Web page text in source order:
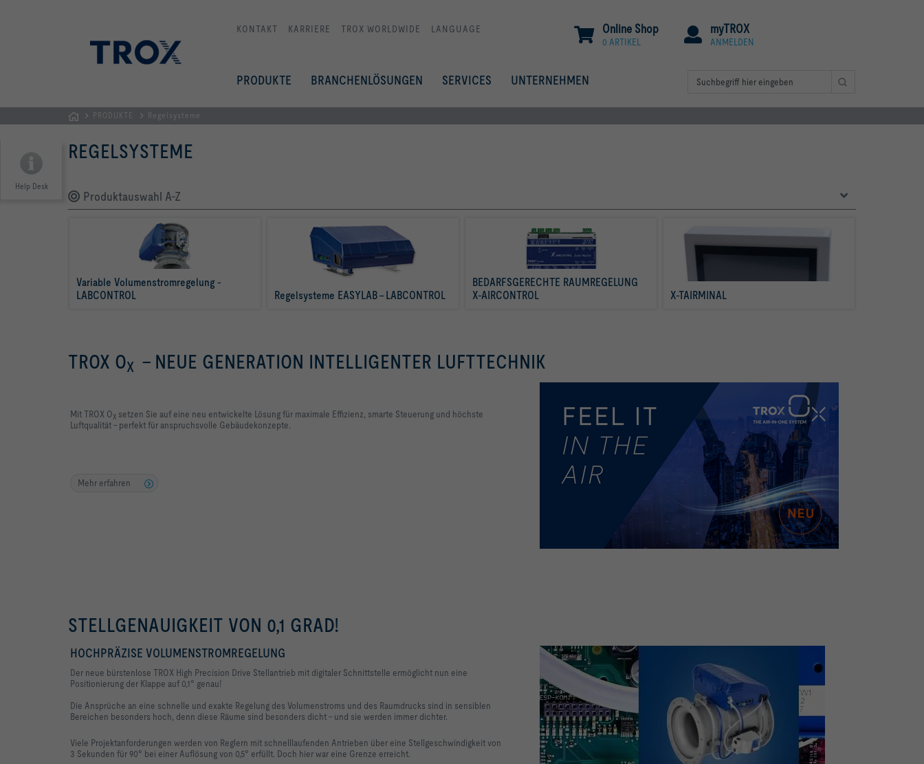
KONTAKT KARRIERE TROX WORLDWIDE LANGUAGE myTROX
ANMELDEN
Online Shop
0 ARTIKEL
PRODUKTE BRANCHENLÖSUNGEN SERVICES UNTERNEHMEN
PRODUKTE Regelsysteme
Help Desk
REGELSYSTEME
Produktauswahl A-Z
Variable Volumenstromregelung -
LABCONTROL
Regelsysteme EASYLAB - LABCONTROL
BEDARFSGERECHTE RAUMREGELUNG
X-AIRCONTROL
X-TAIRMINAL
TROX OX - NEUE GENERATION INTELLIGENTER LUFTTECHNIK
Mit TROX OX setzen Sie auf eine neu entwickelte Lösung für maximale Effizienz, smarte Steuerung und höchste
Luftqualität – perfekt für anspruchsvolle Gebäudekonzepte.
Mehr erfahren
STELLGENAUIGKEIT VON 0,1 GRAD!
HOCHPRÄZISE VOLUMENSTROMREGELUNG
Der neue bürstenlose TROX High Precision Drive Stellantrieb mit digitaler Schnittstelle ermöglicht nun eine
Positionierung der Klappe auf 0,1° genau!
Die Ansprüche an eine schnelle und exakte Regelung des Volumenstroms und des Raumdrucks sind in sensiblen
Bereichen besonders hoch, denn diese Räume sind besonders dicht – und sie werden immer dichter.
Viele Projektanforderungen werden von Reglern mit schnelllaufenden Antrieben über eine Stellgeschwindigkeit von
3 Sekunden für 90° bei einer Auflösung von 0,5° erfüllt. Doch hier war eine Grenze erreicht.